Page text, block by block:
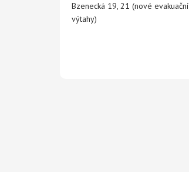
Bzenecká 19, 21 (nové evakuační
výtahy)